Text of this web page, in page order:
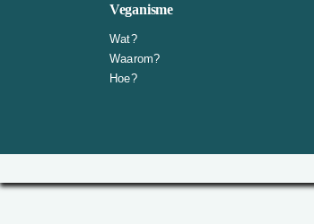
Veganisme
Wat?
Waarom?
Hoe?